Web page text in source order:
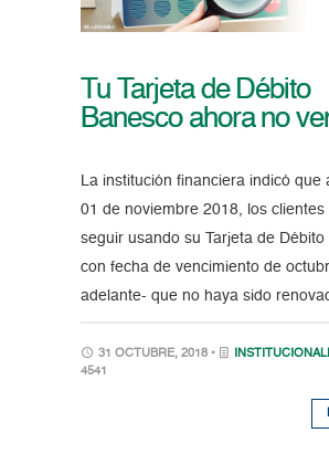
Tu Tarjeta de Débito
Banesco ahora no
La institución financiera indicó que
01 de noviembre 2018, los clientes
seguir usando su Tarjeta de Débito
con fecha de vencimiento de
adelante- que no haya sido
31 OCTUBRE, 2018 •
4541